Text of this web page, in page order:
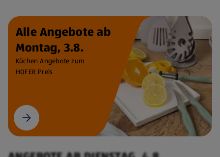
Alle Angebote ab
Montag, 3.8.
Küchen Angebote zum
HOFER Preis